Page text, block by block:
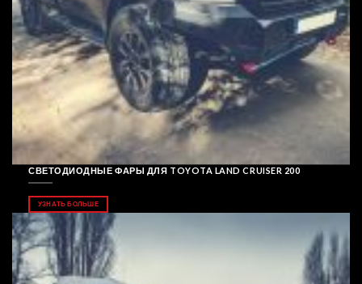
СВЕТОДИОДНЫЕ ФАРЫ ДЛЯ TOYOTA LAND CRUISER 200
УЗНАТЬ БОЛЬШЕ